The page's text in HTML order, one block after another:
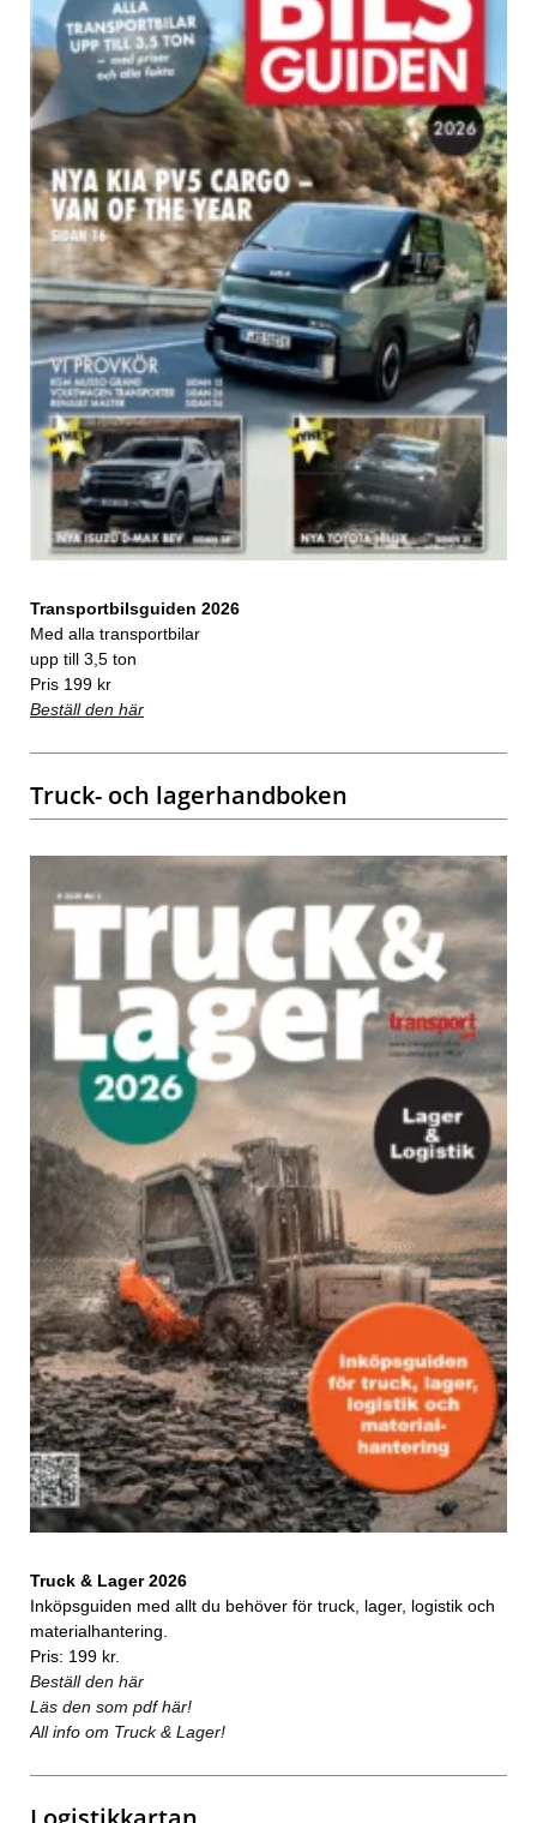
Transportbilsguiden 2026
Med alla transportbilar
upp till 3,5 ton
Pris 199 kr
Beställ den här
Truck- och lagerhandboken
Truck & Lager 2026
Inköpsguiden med allt du behöver för truck, lager, logistik och
materialhantering.
Pris: 199 kr.
Beställ den här
Läs den som pdf här!
All info om Truck & Lager!